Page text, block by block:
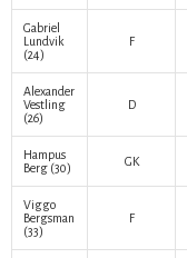
Gabriel
Lundvik
(24)
F
Alexander
Vestling
(26)
D
Hampus
Berg (30) GK
Viggo
Bergsman
(33)
F